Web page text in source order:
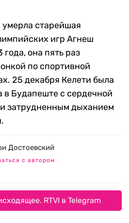
старейшая
игр Агнеш
она пять раз
по спортивной
25 декабря Келети была
в Будапеште с сердечной
затрудненным дыханием
Достоевский
с автором
RTVI в Telegram